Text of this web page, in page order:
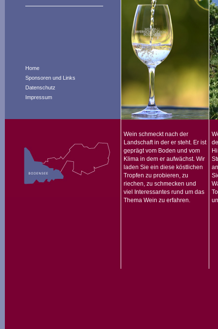
Home
Sponsoren und Links
Datenschutz
Impressum
Wein schmeckt nach der
Landschaft in der er steht. Er ist
geprägt vom Boden und vom
Klima in dem er aufwächst. Wir
laden Sie ein diese köstlichen
Tropfen zu probieren, zu
riechen, zu schmecken und
viel Interessantes rund um das
Thema Wein zu erfahren.